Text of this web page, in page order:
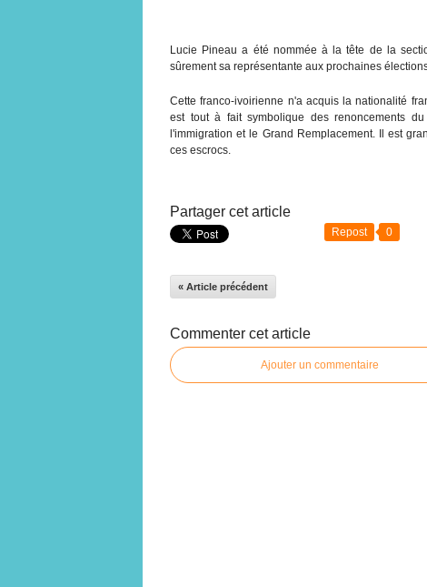
Lucie Pineau a été nommée à la tête de la
sûrement sa représentante aux prochaines
Cette franco-ivoirienne n'a acquis la nationalité
est tout à fait symbolique des renoncements
l'immigration et le Grand Remplacement. Il est
ces escrocs.
Partager cet article
Repost 0
« Article précédent
Commenter cet article
Ajouter un commentaire